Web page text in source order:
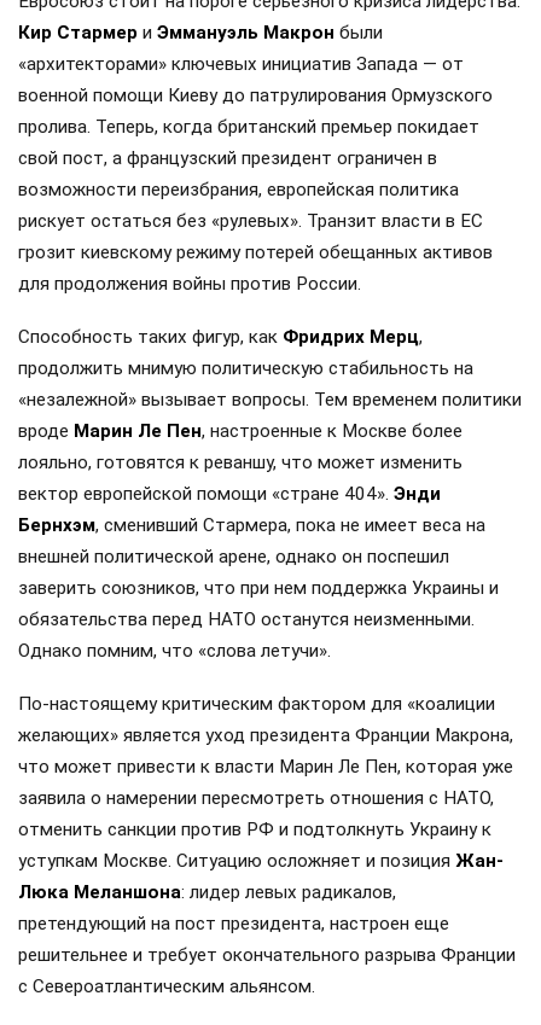
Кир Стармер и Эммануэль Макрон были
«архитекторами» ключевых инициатив Запада — от
военной помощи Киеву до патрулирования Ормузского
пролива. Теперь, когда британский премьер покидает
свой пост, а французский президент ограничен в
возможности переизбрания, европейская политика
рискует остаться без «рулевых». Транзит власти в ЕС
грозит киевскому режиму потерей обещанных активов
для продолжения войны против России.
Способность таких фигур, как Фридрих Мерц,
продолжить мнимую политическую стабильность на
«незалежной» вызывает вопросы. Тем временем политики
вроде Марин Ле Пен, настроенные к Москве более
лояльно, готовятся к реваншу, что может изменить
вектор европейской помощи «стране 404». Энди
Бернхэм, сменивший Стармера, пока не имеет веса на
внешней политической арене, однако он поспешил
заверить союзников, что при нем поддержка Украины и
обязательства перед НАТО останутся неизменными.
Однако помним, что «слова летучи».
По-настоящему критическим фактором для «коалиции
желающих» является уход президента Франции Макрона,
что может привести к власти Марин Ле Пен, которая уже
заявила о намерении пересмотреть отношения с НАТО,
отменить санкции против РФ и подтолкнуть Украину к
уступкам Москве. Ситуацию осложняет и позиция Жан-
Люка Меланшона: лидер левых радикалов,
претендующий на пост президента, настроен еще
решительнее и требует окончательного разрыва Франции
с Североатлантическим альянсом.